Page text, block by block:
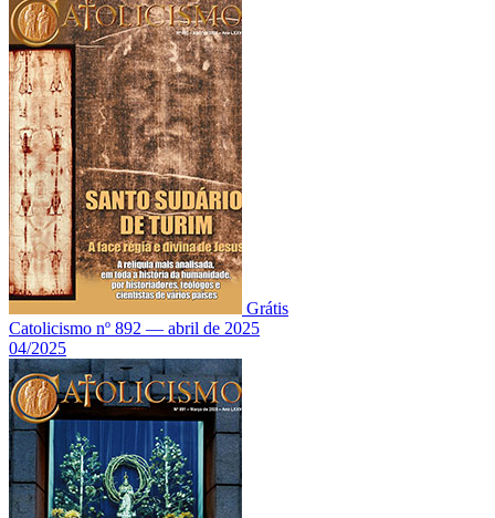
Grátis
Catolicismo nº 892 — abril de 2025
04/2025